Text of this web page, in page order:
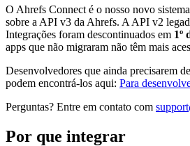
O Ahrefs Connect é o nosso novo
sobre a API v3 da Ahrefs. A API v2
Integrações foram descontinuados em 1º
apps que não migraram não têm mais
Desenvolvedores que ainda precisarem
podem encontrá-los aqui: Para
Perguntas? Entre em contato com
Por que integrar